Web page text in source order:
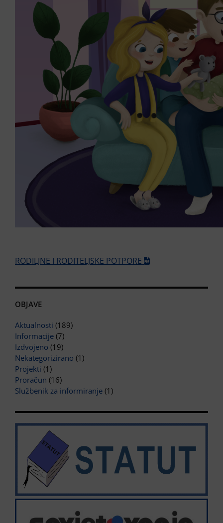
RODILJNE I RODITELJSKE POTPORE
OBJAVE
Aktualnosti (189)
Informacije (7)
Izdvojeno (19)
Nekategorizirano (1)
Projekti (1)
Proračun (16)
Službenik za informiranje (1)